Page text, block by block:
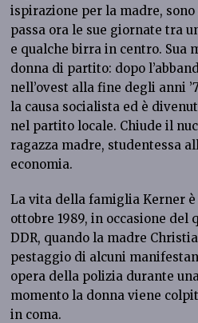
ispirazione per la madre,
passa ora le sue giornate tra
e qualche birra in centro. Sua
donna di partito: dopo
nell’ovest alla fine degli anni
la causa socialista ed è
nel partito locale. Chiude il
ragazza madre, studentessa
economia.
La vita della famiglia Kerner
ottobre 1989, in occasione del
DDR, quando la madre
pestaggio di alcuni
opera della polizia durante
momento la donna viene
in coma.